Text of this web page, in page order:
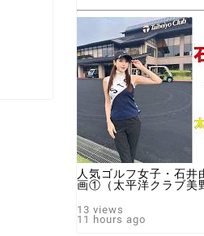
人気ゴルフ女子・石井
画①（太平洋クラブ
画 ♯スマイルゴルフ
13 views
11 hours ago